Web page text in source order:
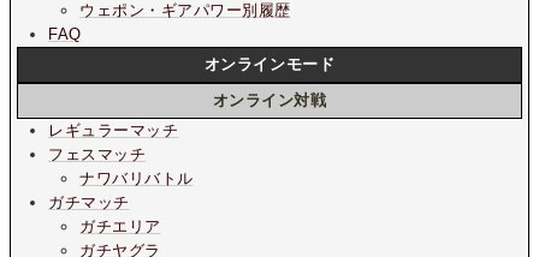
ウェポン・ギアパワー別履歴
FAQ
オンラインモード
オンライン対戦
レギュラーマッチ
フェスマッチ
ナワバリバトル
ガチマッチ
ガチエリア
ガチヤグラ